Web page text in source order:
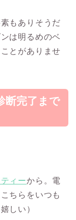
もありそうだ
は明るめのベ
とがありませ
断完了まで
ィーから。電
ちらをいつも
しい）